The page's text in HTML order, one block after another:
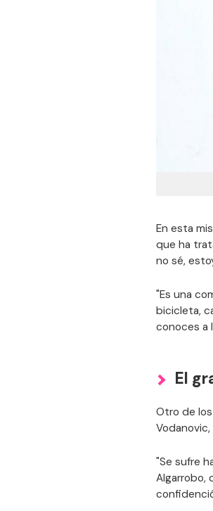
En esta
que ha
no sé,
"Es una
bicicleta,
conoces a
El
Otro de
"Se sufre
Algarrobo,